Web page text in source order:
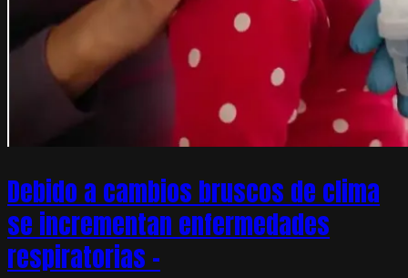
Debido a cambios bruscos de clima
se incrementan enfermedades
respiratorias –